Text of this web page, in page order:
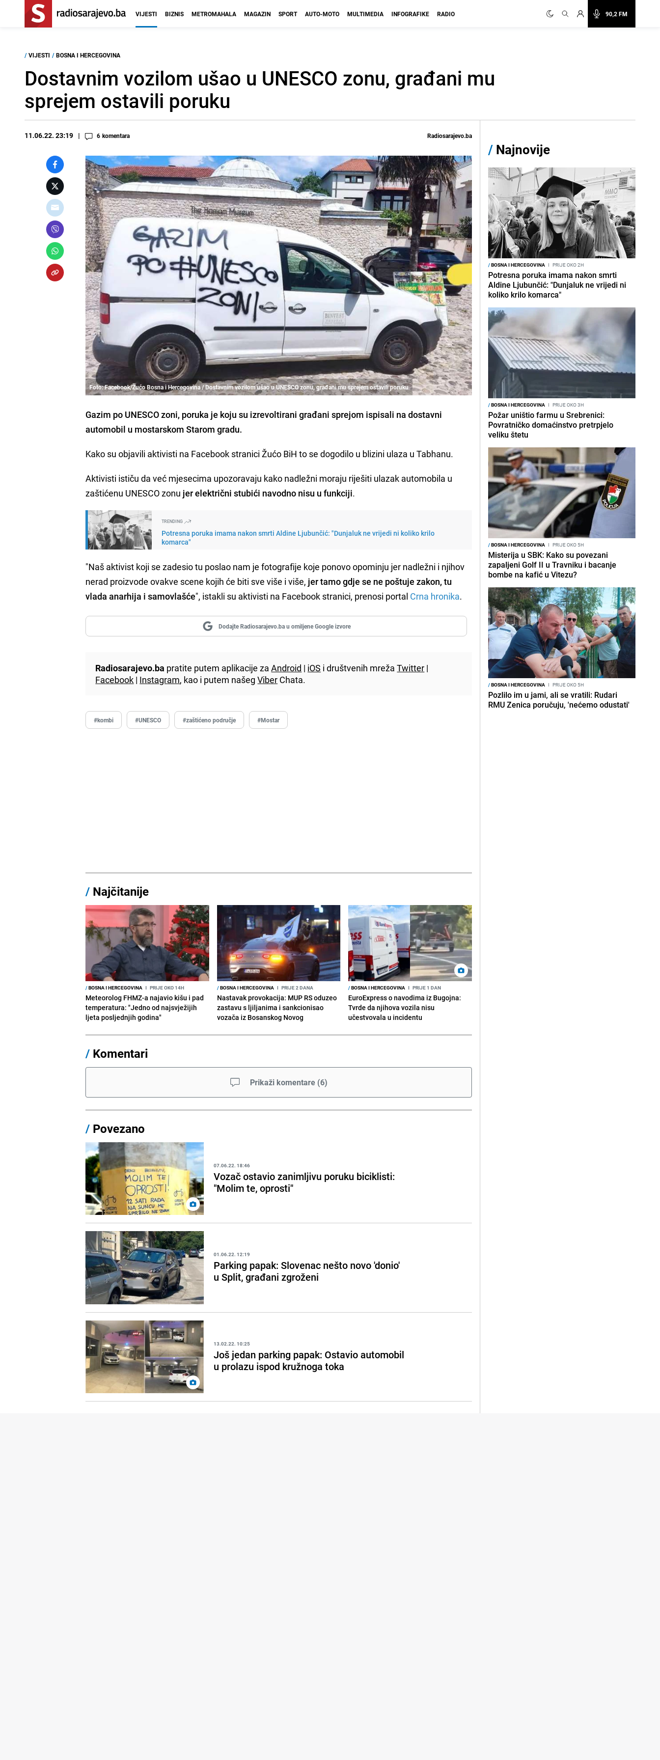
90,2 FM
VIJESTI BIZNIS METROMAHALA MAGAZIN SPORT AUTO-MOTO MULTIMEDIA INFOGRAFIKE RADIO
/ VIJESTI / BOSNA I HERCEGOVINA
Dostavnim vozilom ušao u UNESCO zonu, građani mu
sprejem ostavili poruku
11.06.22. 23:19 6 komentara Radiosarajevo.ba
Foto: Facebook/Žućo Bosna i Hercegovina / Dostavnim vozilom ušao u UNESCO zonu, građani mu sprejem ostavili poruku
Gazim po UNESCO zoni, poruka je koju su izrevoltirani građani sprejom ispisali na dostavni
automobil u mostarskom Starom gradu.
Kako su objavili aktivisti na Facebook stranici Žućo BiH to se dogodilo u blizini ulaza u Tabhanu.
Aktivisti ističu da već mjesecima upozoravaju kako nadležni moraju riješiti ulazak automobila u
zaštićenu UNESCO zonu jer električni stubići navodno nisu u funkciji.
TRENDING
Potresna poruka imama nakon smrti Aldine Ljubunčić: "Dunjaluk ne vrijedi ni koliko krilo
komarca"
"Naš aktivist koji se zadesio tu poslao nam je fotografije koje ponovo opominju jer nadležni i njihov
nerad proizvode ovakve scene kojih će biti sve više i više, jer tamo gdje se ne poštuje zakon, tu
vlada anarhija i samovlašće", istakli su aktivisti na Facebook stranici, prenosi portal Crna hronika.
Dodajte Radiosarajevo.ba u omiljene Google izvore
Radiosarajevo.ba pratite putem aplikacije zaAndroid | iOS i društvenih mrežaTwitter |
Facebook | Instagram, kao i putem našegViber Chata.
#kombi #UNESCO #zaštićeno područje #Mostar
/ Najčitanije
/BOSNA I HERCEGOVINA I PRIJE OKO 14H
Meteorolog FHMZ-a najavio kišu i pad
temperatura: "Jedno od najsvježijih
ljeta posljednjih godina"
/BOSNA I HERCEGOVINA I PRIJE 2 DANA
Nastavak provokacija: MUP RS oduzeo
zastavu s ljiljanima i sankcionisao
vozača iz Bosanskog Novog
/BOSNA I HERCEGOVINA I PRIJE 1 DAN
EuroExpress o navodima iz Bugojna:
Tvrde da njihova vozila nisu
učestvovala u incidentu
/ Komentari
Prikaži komentare (6)
/ Povezano
07.06.22. 18:46
Vozač ostavio zanimljivu poruku biciklisti:
"Molim te, oprosti"
01.06.22. 12:19
Parking papak: Slovenac nešto novo 'donio'
u Split, građani zgroženi
13.02.22. 10:25
Još jedan parking papak: Ostavio automobil
u prolazu ispod kružnoga toka
/ Najnovije
/BOSNA I HERCEGOVINA I PRIJE OKO 2H
Potresna poruka imama nakon smrti
Aldine Ljubunčić: "Dunjaluk ne vrijedi ni
koliko krilo komarca"
/BOSNA I HERCEGOVINA I PRIJE OKO 3H
Požar uništio farmu u Srebrenici:
Povratničko domaćinstvo pretrpjelo
veliku štetu
/BOSNA I HERCEGOVINA I PRIJE OKO 5H
Misterija u SBK: Kako su povezani
zapaljeni Golf II u Travniku i bacanje
bombe na kafić u Vitezu?
/BOSNA I HERCEGOVINA I PRIJE OKO 5H
Pozlilo im u jami, ali se vratili: Rudari
RMU Zenica poručuju, 'nećemo odustati'